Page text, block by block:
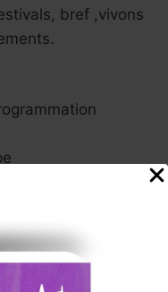
bref ,vivons
de